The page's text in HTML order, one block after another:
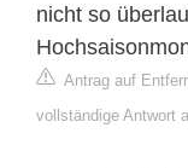
nicht so
Antrag auf
vollständige Antwort